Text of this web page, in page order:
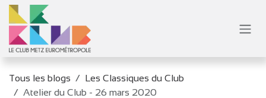
Se rendre au contenu
Tous les blogs
Les Classiques du Club
Atelier du Club - 26 mars 2020